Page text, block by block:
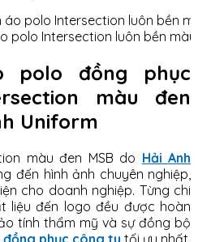
polo Intersection luôn bền màu
polo đồng phục
màu đen
Uniform
màu đen MSB do Hải Anh
đến hình ảnh chuyên nghiệp,
cho doanh nghiệp. Từng chi
liệu đến logo đều được hoàn
tính thẩm mỹ và sự đồng bộ
phục công ty tối ưu nhất,